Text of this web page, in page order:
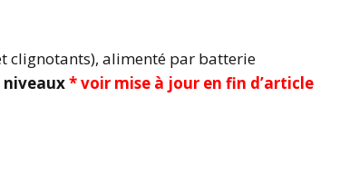
clignotants), alimenté par batterie
niveaux* voir mise à jour en fin d’article